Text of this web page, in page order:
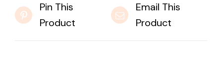
Pin This
Product
Email This
Product